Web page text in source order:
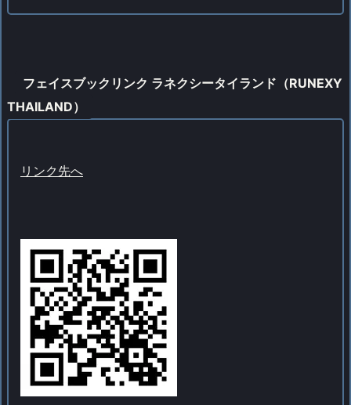
フェイスブックリンク ラネクシータイランド（RUNEXY
THAILAND）
リンク先へ